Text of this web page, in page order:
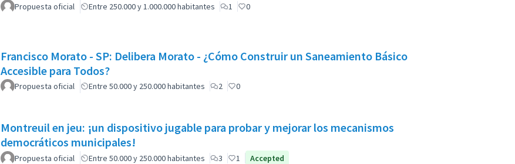
Propuesta oficial Entre 250.000 y 1.000.000 habitantes 1 0
Francisco Morato - SP: Delibera Morato - ¿Cómo Construir un Saneamiento Básico
Accesible para Todos?
Propuesta oficial Entre 50.000 y 250.000 habitantes 2 0
Montreuil en jeu: ¡un dispositivo jugable para probar y mejorar los mecanismos
democráticos municipales!
Propuesta oficial Entre 50.000 y 250.000 habitantes 3 1 Accepted